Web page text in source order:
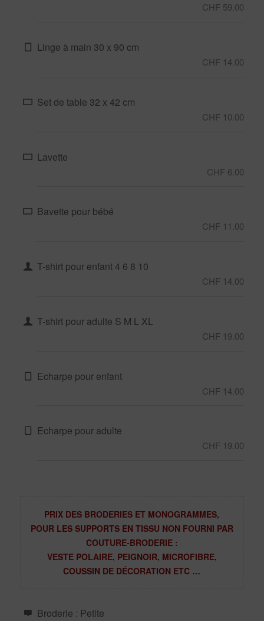
CHF 59.00
Linge à main 30 x 90 cm
CHF 14.00
Set de table 32 x 42 cm
CHF 10.00
Lavette
CHF 6.00
Bavette pour bébé
CHF 11.00
T-shirt pour enfant 4 6 8 10
CHF 14.00
T-shirt pour adulte S M L XL
CHF 19.00
Echarpe pour enfant
CHF 14.00
Echarpe pour adulte
CHF 19.00
PRIX DES BRODERIES ET MONOGRAMMES,
POUR LES SUPPORTS EN TISSU NON FOURNI PAR
COUTURE-BRODERIE :
VESTE POLAIRE, PEIGNOIR, MICROFIBRE,
COUSSIN DE DÉCORATION ETC …
Broderie : Petite